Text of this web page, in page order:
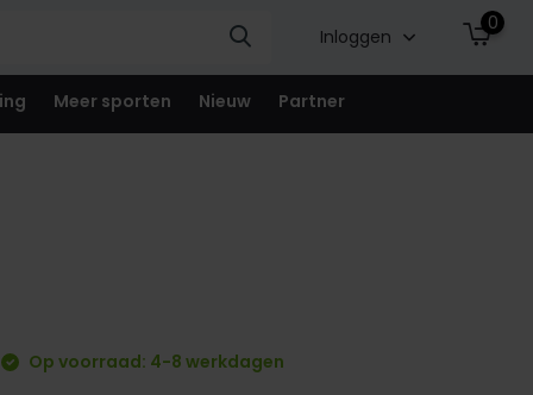
Inloggen
0
Meer sporten Nieuw Partner
Op voorraad: 4-8 werkdagen